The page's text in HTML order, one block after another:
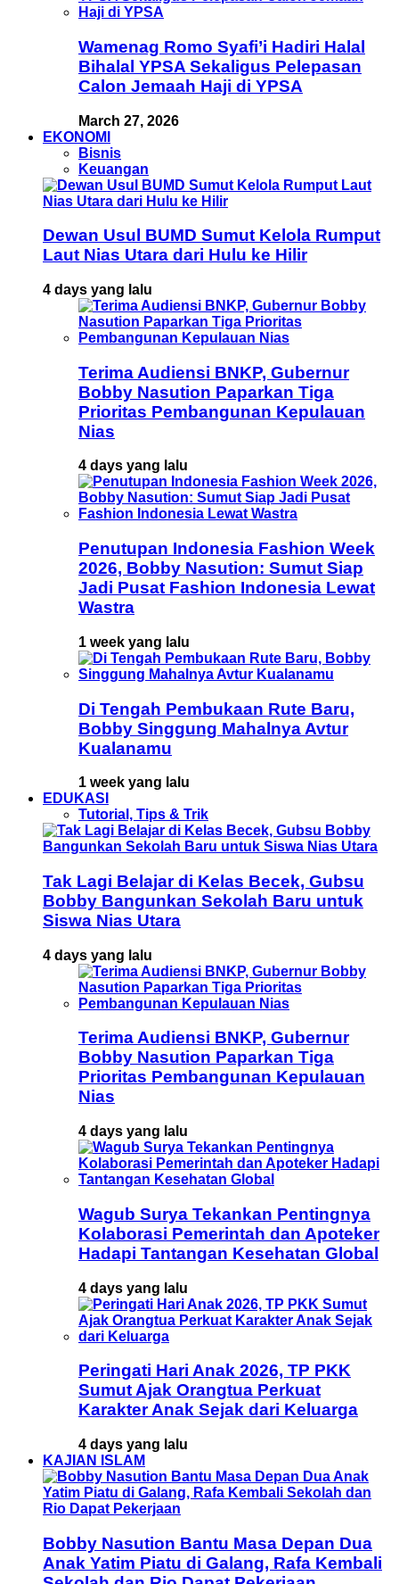
Wamenag Romo Syafi’i Hadiri Halal
Bihalal YPSA Sekaligus Pelepasan
Calon Jemaah Haji di YPSA
March 27, 2026
EKONOMI
Bisnis
Keuangan
Dewan Usul BUMD Sumut Kelola Rumput
Laut Nias Utara dari Hulu ke Hilir
4 days yang lalu
Terima Audiensi BNKP, Gubernur
Bobby Nasution Paparkan Tiga
Prioritas Pembangunan Kepulauan
Nias
4 days yang lalu
Penutupan Indonesia Fashion Week
2026, Bobby Nasution: Sumut Siap
Jadi Pusat Fashion Indonesia Lewat
Wastra
1 week yang lalu
Di Tengah Pembukaan Rute Baru,
Bobby Singgung Mahalnya Avtur
Kualanamu
1 week yang lalu
EDUKASI
Tutorial, Tips & Trik
Tak Lagi Belajar di Kelas Becek, Gubsu
Bobby Bangunkan Sekolah Baru untuk
Siswa Nias Utara
4 days yang lalu
Terima Audiensi BNKP, Gubernur
Bobby Nasution Paparkan Tiga
Prioritas Pembangunan Kepulauan
Nias
4 days yang lalu
Wagub Surya Tekankan Pentingnya
Kolaborasi Pemerintah dan Apoteker
Hadapi Tantangan Kesehatan Global
4 days yang lalu
Peringati Hari Anak 2026, TP PKK
Sumut Ajak Orangtua Perkuat
Karakter Anak Sejak dari Keluarga
4 days yang lalu
KAJIAN ISLAM
Bobby Nasution Bantu Masa Depan Dua
Anak Yatim Piatu di Galang, Rafa Kembali